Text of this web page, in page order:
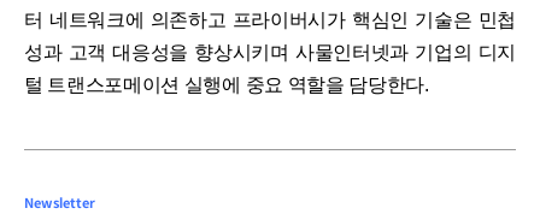
터 네트워크에 의존하고 프라이버시가 핵심인 기술은 민첩
성과 고객 대응성을 향상시키며 사물인터넷과 기업의 디지
털 트랜스포메이션 실행에 중요 역할을 담당한다.
Newsletter